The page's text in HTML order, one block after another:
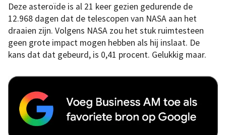
Deze asteroïde is al 21 keer gezien gedurende de
12.968 dagen dat de telescopen van NASA aan het
draaien zijn. Volgens NASA zou het stuk ruimtesteen
geen grote impact mogen hebben als hij inslaat. De
kans dat dat gebeurd, is 0,41 procent. Gelukkig maar.